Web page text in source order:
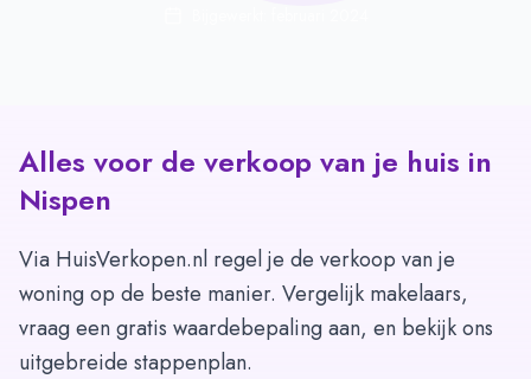
Alles voor de verkoop van je huis in
Nispen
Via HuisVerkopen.nl regel je de verkoop van je
woning op de beste manier. Vergelijk makelaars,
vraag een gratis waardebepaling aan, en bekijk ons
uitgebreide stappenplan.